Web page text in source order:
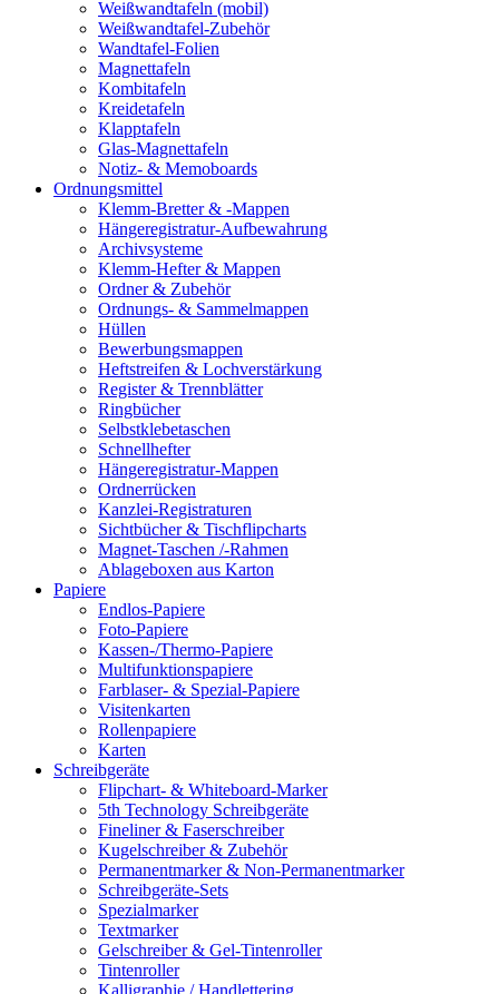
Weißwandtafeln (mobil)
Weißwandtafel-Zubehör
Wandtafel-Folien
Magnettafeln
Kombitafeln
Kreidetafeln
Klapptafeln
Glas-Magnettafeln
Notiz- & Memoboards
Ordnungsmittel
Klemm-Bretter & -Mappen
Hängeregistratur-Aufbewahrung
Archivsysteme
Klemm-Hefter & Mappen
Ordner & Zubehör
Ordnungs- & Sammelmappen
Hüllen
Bewerbungsmappen
Heftstreifen & Lochverstärkung
Register & Trennblätter
Ringbücher
Selbstklebetaschen
Schnellhefter
Hängeregistratur-Mappen
Ordnerrücken
Kanzlei-Registraturen
Sichtbücher & Tischflipcharts
Magnet-Taschen /-Rahmen
Ablageboxen aus Karton
Papiere
Endlos-Papiere
Foto-Papiere
Kassen-/Thermo-Papiere
Multifunktionspapiere
Farblaser- & Spezial-Papiere
Visitenkarten
Rollenpapiere
Karten
Schreibgeräte
Flipchart- & Whiteboard-Marker
5th Technology Schreibgeräte
Fineliner & Faserschreiber
Kugelschreiber & Zubehör
Permanentmarker & Non-Permanentmarker
Schreibgeräte-Sets
Spezialmarker
Textmarker
Gelschreiber & Gel-Tintenroller
Tintenroller
Kalligraphie / Handlettering